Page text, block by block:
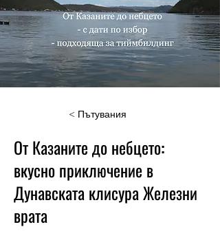
< Пътувания
От Казаните до небцето:
вкусно приключение в
Дунавската клисура Железни
врата